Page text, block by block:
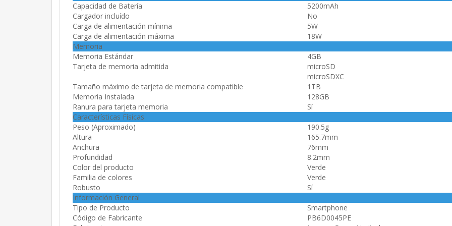
Capacidad de Batería
5200mAh
Cargador incluído
No
Carga de alimentación mínima
5W
Carga de alimentación máxima
18W
Memoria
Memoria Estándar
4GB
Tarjeta de memoria admitida
microSD
microSDXC
Tamaño máximo de tarjeta de memoria compatible
1TB
Memoria Instalada
128GB
Ranura para tarjeta memoria
Sí
Características Físicas
Peso (Aproximado)
190.5g
Altura
165.7mm
Anchura
76mm
Profundidad
8.2mm
Color del producto
Verde
Familia de colores
Verde
Robusto
Sí
Información General
Tipo de Producto
Smartphone
Código de Fabricante
PB6D0045PE